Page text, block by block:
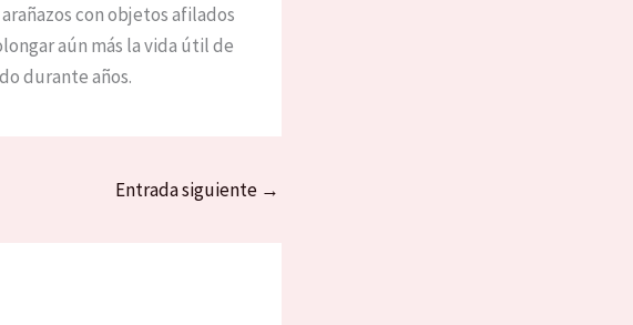
con objetos afilados
aún más la vida útil de
durante años.
Entrada siguiente →